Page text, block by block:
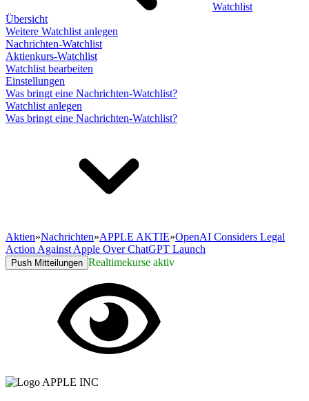
Watchlist
Übersicht
Weitere Watchlist anlegen
Nachrichten-Watchlist
Aktienkurs-Watchlist
Watchlist bearbeiten
Einstellungen
Was bringt eine Nachrichten-Watchlist?
Watchlist anlegen
Was bringt eine Nachrichten-Watchlist?
Aktien»Nachrichten»APPLE AKTIE»OpenAI Considers Legal
Action Against Apple Over ChatGPT Launch
Push Mitteilungen Realtimekurse aktiv